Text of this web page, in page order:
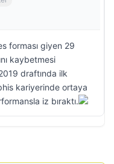
forması giyen 29
kaybetmesi
draftında ilk
kariyerinde ortaya
iz bıraktı.